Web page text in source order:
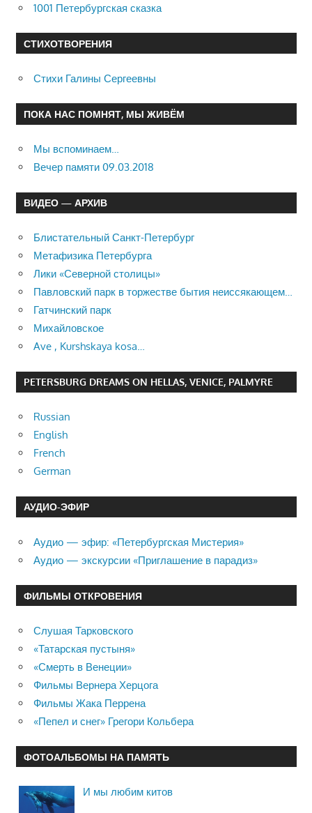
1001 Петербургская сказка
СТИХОТВОРЕНИЯ
Стихи Галины Сергеевны
ПОКА НАС ПОМНЯТ, МЫ ЖИВЁМ
Мы вспоминаем…
Вечер памяти 09.03.2018
ВИДЕО — АРХИВ
Блистательный Санкт-Петербург
Метафизика Петербурга
Лики «Северной столицы»
Павловский парк в торжестве бытия неиссякающем…
Гатчинский парк
Михайловское
Ave , Kurshskaya kosa…
PETERSBURG DREAMS ON HELLAS, VENICE, PALMYRE
Russian
English
French
German
АУДИО-ЭФИР
Аудио — эфир: «Петербургская Мистерия»
Аудио — экскурсии «Приглашение в парадиз»
ФИЛЬМЫ ОТКРОВЕНИЯ
Слушая Тарковского
«Татарская пустыня»
«Смерть в Венеции»
Фильмы Вернера Херцога
Фильмы Жака Перрена
«Пепел и снег» Грегори Кольбера
ФОТОАЛЬБОМЫ НА ПАМЯТЬ
И мы любим китов